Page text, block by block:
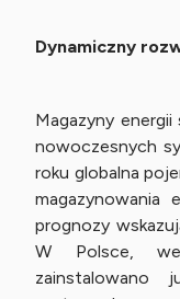
Dynamiczny
Magazyny energii
nowoczesnych
roku globalna
magazynowania
prognozy
W Polsce,